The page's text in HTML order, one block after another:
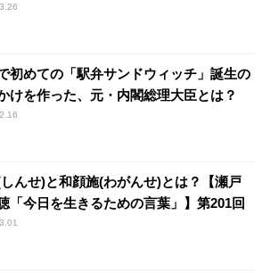
初めての「駅弁サンドウィッチ」誕生の
けを作った、元・内閣総理大臣とは？
んせ)と和顔施(わがんせ)とは？【瀬戸
「今日を生きるための言葉」】第201回